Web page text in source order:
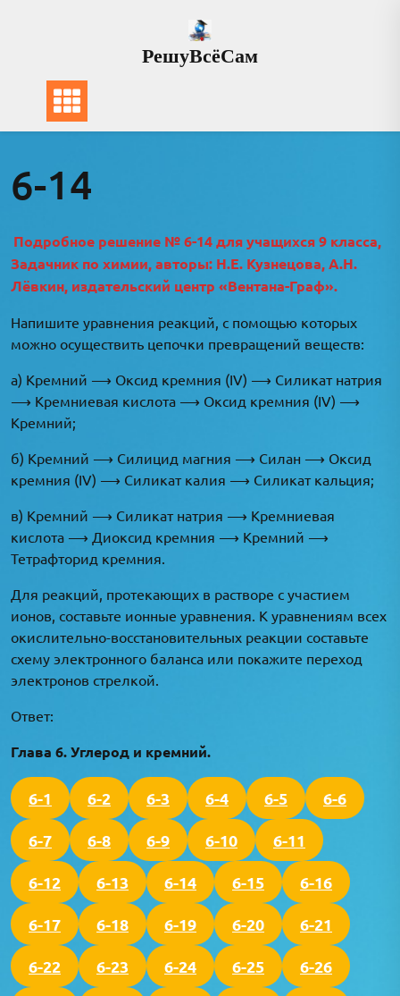
РешуВсёСам
6-14
Подробное решение № 6-14 для учащихся 9 класса,
Задачник по химии, авторы: Н.Е. Кузнецова, А.Н.
Лёвкин, издательский центр «Вентана-Граф».
Напишите уравнения реакций, с помощью которых
можно осуществить цепочки превращений веществ:
а) Кремний ⟶ Оксид кремния (IV) ⟶ Силикат натрия
⟶ Кремниевая кислота ⟶ Оксид кремния (IV) ⟶
Кремний;
б) Кремний ⟶ Силицид магния ⟶ Силан ⟶ Оксид
кремния (IV) ⟶ Силикат калия ⟶ Силикат кальция;
в) Кремний ⟶ Силикат натрия ⟶ Кремниевая
кислота ⟶ Диоксид кремния ⟶ Кремний ⟶
Тетрафторид кремния.
Для реакций, протекающих в растворе с участием
ионов, составьте ионные уравнения. К уравнениям всех
окислительно-восстановительных реакции составьте
схему электронного баланса или покажите переход
электронов стрелкой.
Ответ:
Глава 6. Углерод и кремний.
6-1 6-2 6-3 6-4 6-5 6-6
6-7 6-8 6-9 6-10 6-11
6-12 6-13 6-14 6-15 6-16
6-17 6-18 6-19 6-20 6-21
6-22 6-23 6-24 6-25 6-26